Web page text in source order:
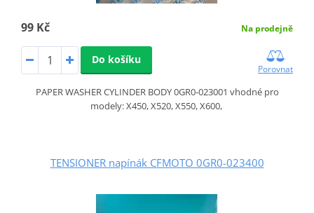
99 Kč Na prodejně
Do košíku
Porovnat
PAPER WASHER CYLINDER BODY 0GR0-023001 vhodné pro
modely: X450, X520, X550, X600,
TENSIONER napínák CFMOTO 0GR0-023400